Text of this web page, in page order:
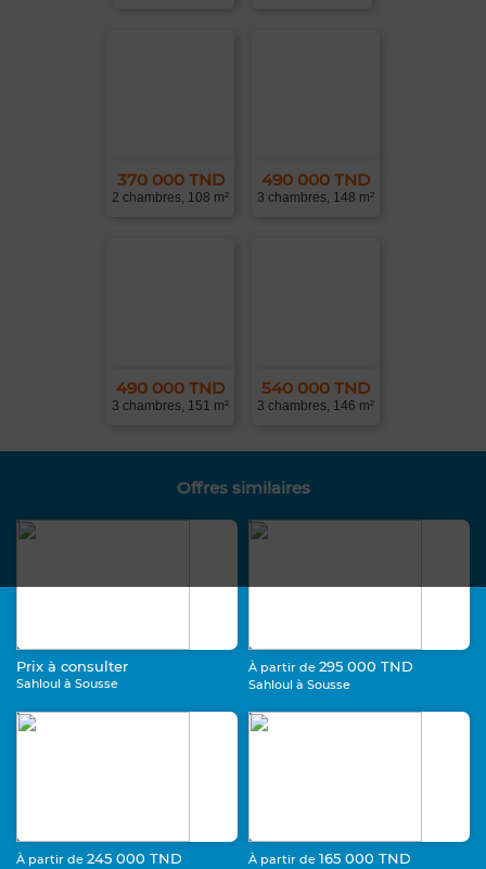
370 000 TND
2 chambres, 108 m²
490 000 TND
3 chambres, 148 m²
490 000 TND
3 chambres, 151 m²
540 000 TND
3 chambres, 146 m²
Offres similaires
Prix à consulter
Sahloul à Sousse
À partir de 295 000 TND
Sahloul à Sousse
À partir de 245 000 TND À partir de 165 000 TND